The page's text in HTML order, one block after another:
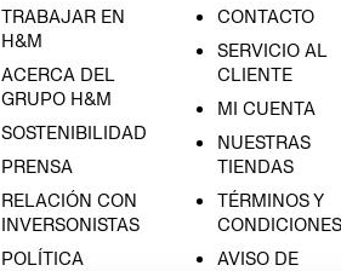
TRABAJAR EN
H&M
ACERCA DEL
GRUPO H&M
SOSTENIBILIDAD
PRENSA
RELACIÓN CON
INVERSONISTAS
POLÍTICA
CONTACTO
SERVICIO AL
CLIENTE
MI CUENTA
NUESTRAS
TIENDAS
TÉRMINOS Y
CONDICIONES
AVISO DE